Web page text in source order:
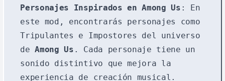
Personajes Inspirados en Among Us : En
este mod, encontrarás personajes como
Tripulantes e Impostores del universo
deAmong Us . Cada personaje tiene un
sonido distintivo que mejora la
experiencia de creación musical.